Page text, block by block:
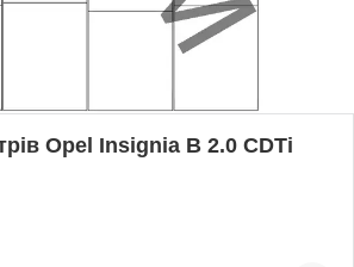
Opel Insignia B 2.0 CDTi